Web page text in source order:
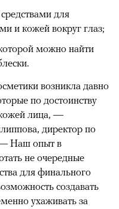
для
и кожей вокруг глаз;
можно найти
возникла давно
по достоинству
кожей лица, —
директор по
— Наш опыт в
не очередные
для финального
создавать
ухаживать за